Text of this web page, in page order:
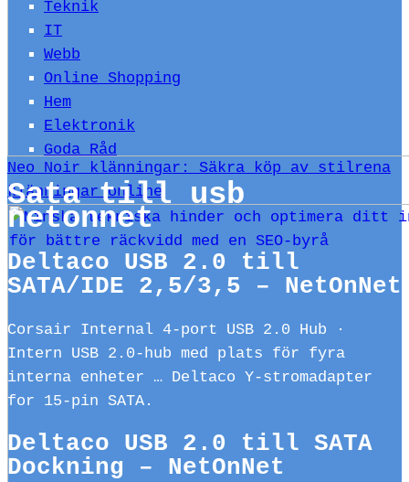
Neo Noir klänningar: Säkra köp av stilrena
klänningar online
Teknik
IT
Webb
Online Shopping
Hem
Elektronik
Goda Råd
Sata till usb
netonnet
Deltaco USB 2.0 till
SATA/IDE 2,5/3,5 – NetOnNet
Corsair Internal 4-port USB 2.0 Hub ·
Intern USB 2.0-hub med plats för fyra
interna enheter … Deltaco Y-stromadapter
for 15-pin SATA.
Deltaco USB 2.0 till SATA
Dockning – NetOnNet